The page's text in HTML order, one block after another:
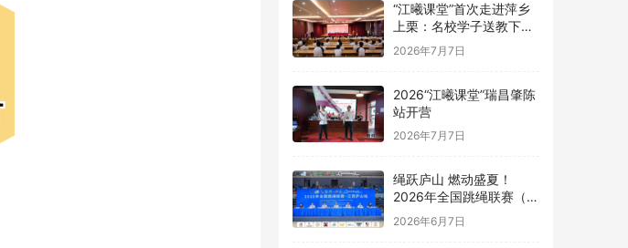
“江曦课堂”首次走进萍乡
上栗：名校学子送教下乡
点亮乡村少年暑期梦
2026年7月7日
2026“江曦课堂”瑞昌肇陈
站开营
2026年7月7日
绳跃庐山 燃动盛夏！
2026年全国跳绳联赛（江
西庐山站）盛大开幕
2026年6月7日